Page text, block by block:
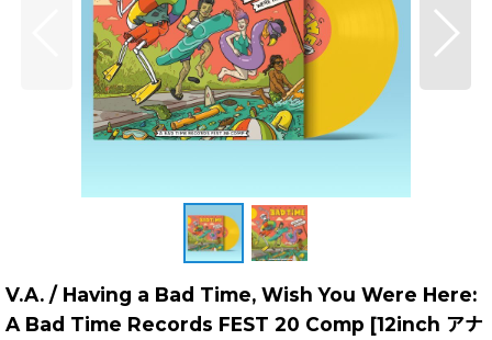
V.A. / Having a Bad Time, Wish You Were Here:
A Bad Time Records FEST 20 Comp [12inch アナ